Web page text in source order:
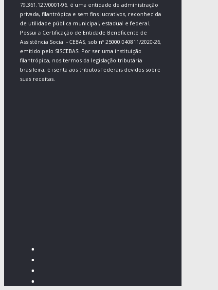
79.361.127/0001-96, é uma entidade de administração
privada, filantrópica e sem fins lucrativos, reconhecida
de utilidade pública municipal, estadual e federal.
Possui a Certificação de Entidade Beneficente de
Assistência Social - CEBAS, sob nº 25000.040811/2020-26,
emitido pelo SISCEBAS. Por ser uma instituição
filantrópica, nos termos da legislação tributária
brasileira, é isenta aos tributos federais devidos sobre
suas receitas.